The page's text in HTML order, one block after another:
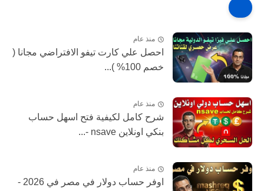
منذ عام
احصل علي كارت تيفو الافتراضي مجانا (
خصم 100% )...
منذ عام
شرح كامل لكيفية فتح اسهل حساب
بنكي اونلاين nsave -...
منذ عام
اوفر حساب دولار في مصر في 2026 -